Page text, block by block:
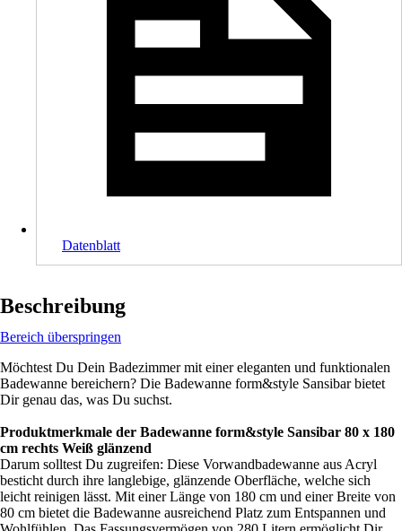
Datenblatt
Beschreibung
Bereich überspringen
Möchtest Du Dein Badezimmer mit einer eleganten und funktionalen
Badewanne bereichern? Die Badewanne form&style Sansibar bietet
Dir genau das, was Du suchst.
Produktmerkmale der Badewanne form&style Sansibar 80 x 180
cm rechts Weiß glänzend
Darum solltest Du zugreifen: Diese Vorwandbadewanne aus Acryl
besticht durch ihre langlebige, glänzende Oberfläche, welche sich
leicht reinigen lässt. Mit einer Länge von 180 cm und einer Breite von
80 cm bietet die Badewanne ausreichend Platz zum Entspannen und